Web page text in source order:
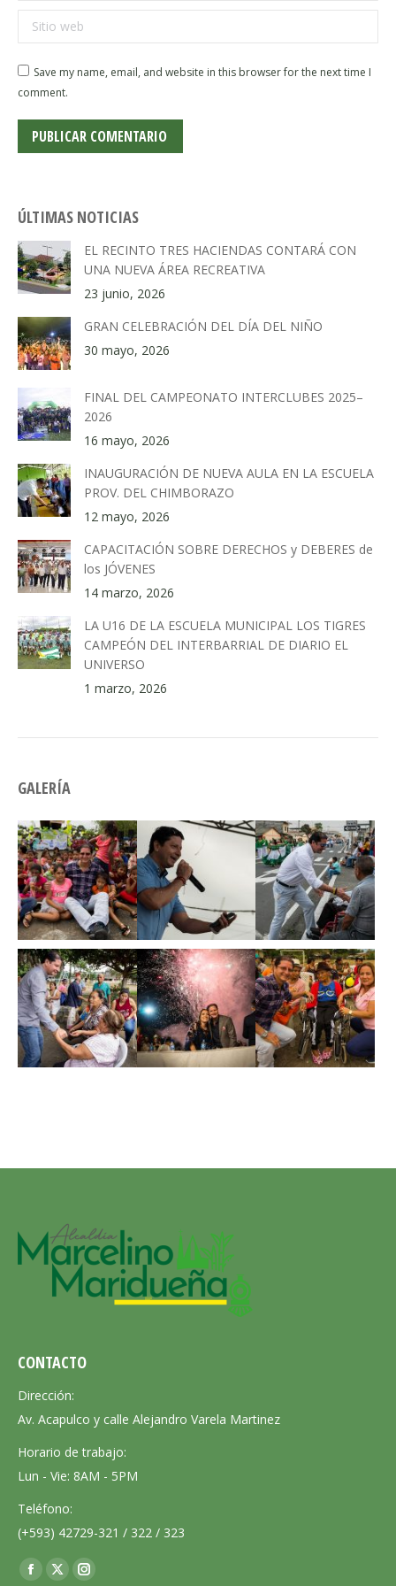
Sitio web
Save my name, email, and website in this browser for the next time I
comment.
PUBLICAR COMENTARIO
ÚLTIMAS NOTICIAS
EL RECINTO TRES HACIENDAS CONTARÁ CON
UNA NUEVA ÁREA RECREATIVA
23 junio, 2026
GRAN CELEBRACIÓN DEL DÍA DEL NIÑO
30 mayo, 2026
FINAL DEL CAMPEONATO INTERCLUBES 2025–
2026
16 mayo, 2026
INAUGURACIÓN DE NUEVA AULA EN LA ESCUELA
PROV. DEL CHIMBORAZO
12 mayo, 2026
CAPACITACIÓN SOBRE DERECHOS y DEBERES de
los JÓVENES
14 marzo, 2026
LA U16 DE LA ESCUELA MUNICIPAL LOS TIGRES
CAMPEÓN DEL INTERBARRIAL DE DIARIO EL
UNIVERSO
1 marzo, 2026
GALERÍA
CONTACTO
Dirección:
Av. Acapulco y calle Alejandro Varela Martinez
Horario de trabajo:
Lun - Vie: 8AM - 5PM
Teléfono:
(+593) 42729-321 / 322 / 323
Encuéntranos en:
Facebook
X
Instagram